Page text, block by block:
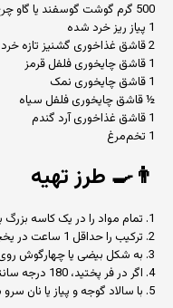
500 گرم گوشت گوسفند یا گاو چرخ‌کرده
1 پیاز ریز خرد شده
2 قاشق غذاخوری گشنیز تازه خرد شده
1 قاشق چایخوری فلفل قرمز
1 قاشق چایخوری نمک
½ قاشق چایخوری فلفل سیاه
1 قاشق غذاخوری آرد گندم
1 تخم‌مرغ
👨‍🍳 طرز تهیه
1. تمام مواد را در یک کاسه بزرگ با هم مخلوط کنید.
2. ترکیب را حداقل 1 ساعت در یخچال بگذارید.
3. به شکل بیضی یا چهارگوش روی سيخ بچینید یا در تابه سرخ کنید.
4. اگر در فر پختید، 180 درجه سانتی‌گراد به مدت 25 دقیقه کافی است.
5. با سالاد گوجه و پیاز یا نان سرو شود.